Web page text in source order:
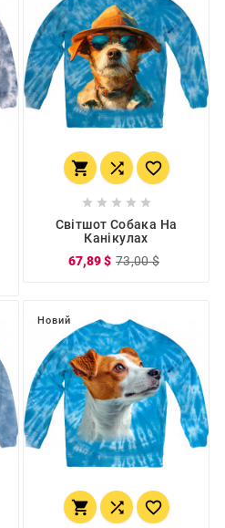
  
    
Світшот Собака На
Канікулах
67,89 $ 73,00 $
Новий
  